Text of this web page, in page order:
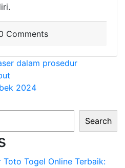
Comments
dalam prosedur
2024
Search
Toto Togel Online Terbaik: